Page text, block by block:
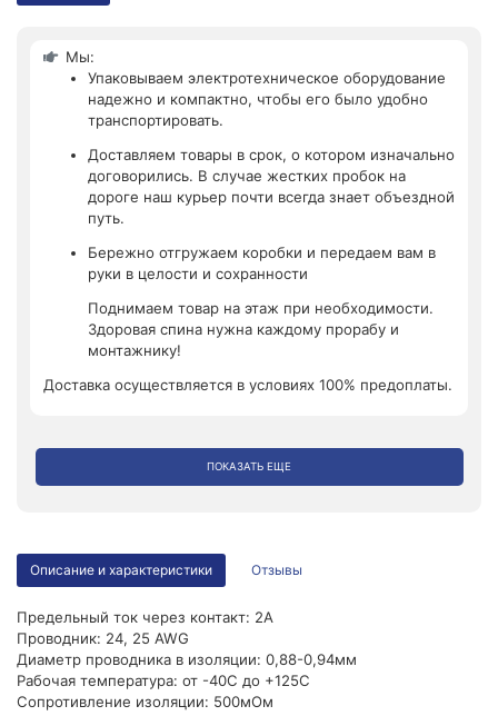
Мы:
Упаковываем электротехническое оборудование
надежно и компактно, чтобы его было удобно
транспортировать.
Доставляем товары в срок, о котором изначально
договорились. В случае жестких пробок на
дороге наш курьер почти всегда знает объездной
путь.
Бережно отгружаем коробки и передаем вам в
руки в целости и сохранности
Поднимаем товар на этаж при необходимости.
Здоровая спина нужна каждому прорабу и
монтажнику!
Доставка осуществляется в условиях 100% предоплаты.
ПОКАЗАТЬ ЕЩЕ
Описание и характеристики Отзывы
Предельный ток через контакт: 2А
Проводник: 24, 25 AWG
Диаметр проводника в изоляции: 0,88-0,94мм
Рабочая температура: от -40С до +125С
Сопротивление изоляции: 500мОм